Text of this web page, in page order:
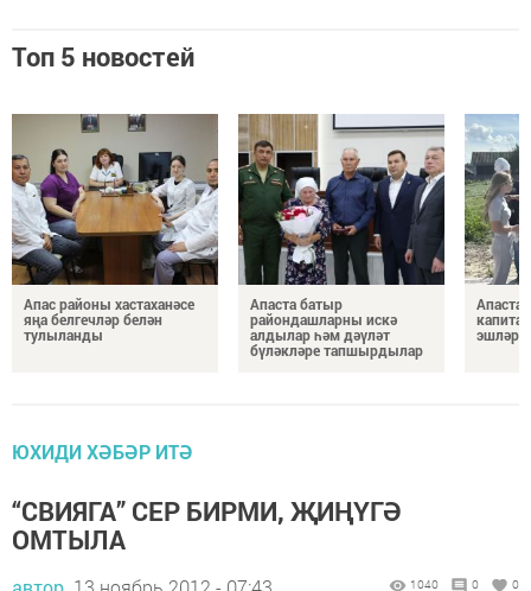
Топ 5 новостей
Апас районы хастаханәсе
яңа белгечләр белән
тулыланды
Апаста батыр
райондашларны искә
алдылар һәм дәүләт
бүләкләре тапшырдылар
Апаста
эшләре
ЮХИДИ ХӘБӘР ИТӘ
“СВИЯГА” СЕР БИРМИ, ҖИҢҮГӘ
ОМТЫЛА
1040 0 0